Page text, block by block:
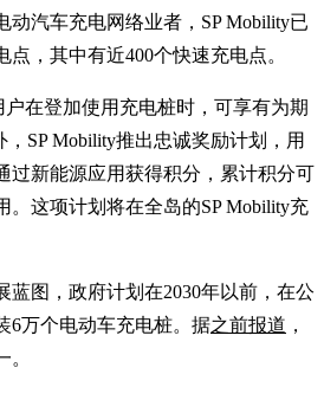
动汽车充电网络业者，SP Mobility已
点，其中有近400个快速充电点。
户在登加使用充电桩时，可享有为期
SP Mobility推出忠诚奖励计划，用
过新能源应用获得积分，累计积分可
。这项计划将在全岛的SP Mobility充
蓝图，政府计划在2030年以前，在公
6万个电动车充电桩。据之前报道 ，